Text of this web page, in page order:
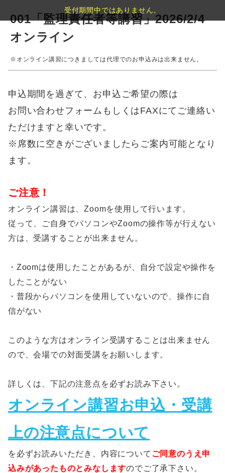
001「監理責任者等講習」2026/2/4
オンライン
※オンライン講習につきましては代理でのお申込みは出来ません。
申込期間を過ぎて、お申込ご希望の際は
お問い合わせフォームもしくはFAXにてご連絡い
ただけますと幸いです。
※席数に空きがございましたらご案内可能となり
ます。
ご注意！
オンライン講習は、Zoomを使用して行います。
従って、ご自身でパソコンやZoomの操作等が行えない
方は、受講することが出来ません。
・Zoomは使用したことがあるが、自分で設定や操作を
したことがない
・普段からパソコンを使用していないので、操作に自
信がない
このような方はオンライン受講することは出来ません
ので、会場での対面受講をお願いします。
詳しくは、下記の注意点を必ずお読み下さい。
オンライン講習お申込・受講
上の注意点について
を必ずお読みいただき、内容について ご同意のうえ申
込みがあったものとみなしますのでご了承下さい。
受付期間中ではありません。